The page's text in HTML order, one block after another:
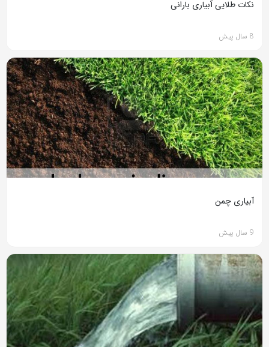
نکات طلایی آبیاری بارانی
8 سال پیش
آبیاری چمن
9 سال پیش